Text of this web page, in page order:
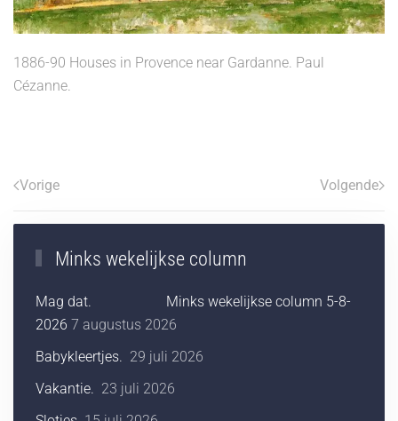
1886-90 Houses in Provence near Gardanne. Paul
Cézanne.
Vorige Volgende
Minks wekelijkse column
Mag dat. Minks wekelijkse column 5-8-
2026 7 augustus 2026
Babykleertjes. 29 juli 2026
Vakantie. 23 juli 2026